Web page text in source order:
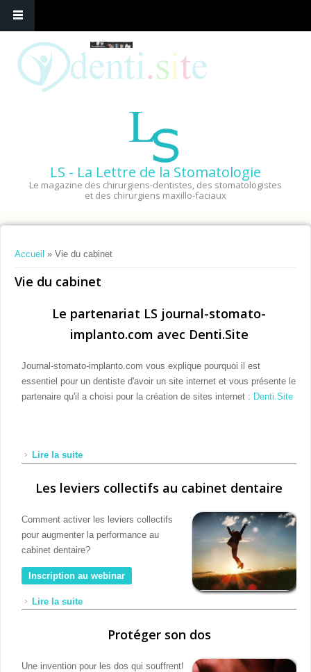
LS - La Lettre de la Stomatologie
Le magazine des chirurgiens-dentistes, des stomatologistes
et des chirurgiens maxillo-faciaux
Vous êtes ici
Accueil » Vie du cabinet
Vie du cabinet
Le partenariat LS journal-stomato-
implanto.com avec Denti.Site
Journal-stomato-implanto.com vous explique pourquoi il est
essentiel pour un dentiste d'avoir un site internet et vous présente le
partenaire qu'il a choisi pour la création de sites internet : Denti.Site
Lire la suite
Les leviers collectifs au cabinet dentaire
Comment activer les leviers collectifs
pour augmenter la performance au
cabinet dentaire?
Inscription au webinar
Lire la suite
Protéger son dos
Une invention pour les dos qui souffrent!